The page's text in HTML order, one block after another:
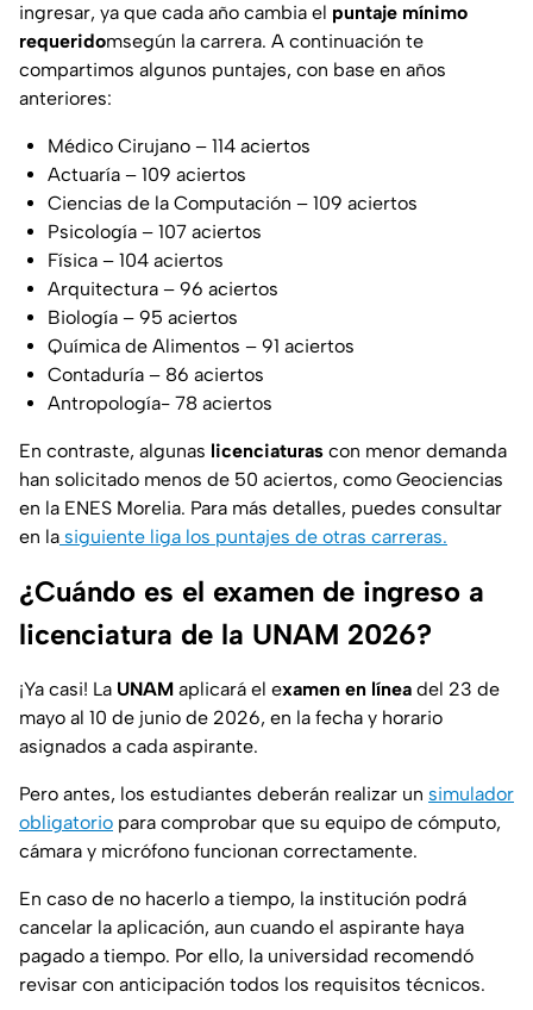
ingresar, ya que cada año cambia el puntaje mínimo
requeridomsegún la carrera. A continuación te
compartimos algunos puntajes, con base en años
anteriores:
Médico Cirujano – 114 aciertos
Actuaría – 109 aciertos
Ciencias de la Computación – 109 aciertos
Psicología – 107 aciertos
Física – 104 aciertos
Arquitectura – 96 aciertos
Biología – 95 aciertos
Química de Alimentos – 91 aciertos
Contaduría – 86 aciertos
Antropología- 78 aciertos
En contraste, algunas licenciaturas con menor demanda
han solicitado menos de 50 aciertos, como Geociencias
en la ENES Morelia. Para más detalles, puedes consultar
en la siguiente liga los puntajes de otras carreras.
¿Cuándo es el examen de ingreso a
licenciatura de la UNAM 2026?
¡Ya casi! La UNAM aplicará el examen en línea del 23 de
mayo al 10 de junio de 2026, en la fecha y horario
asignados a cada aspirante.
Pero antes, los estudiantes deberán realizar un simulador
obligatorio para comprobar que su equipo de cómputo,
cámara y micrófono funcionan correctamente.
En caso de no hacerlo a tiempo, la institución podrá
cancelar la aplicación, aun cuando el aspirante haya
pagado a tiempo. Por ello, la universidad recomendó
revisar con anticipación todos los requisitos técnicos.